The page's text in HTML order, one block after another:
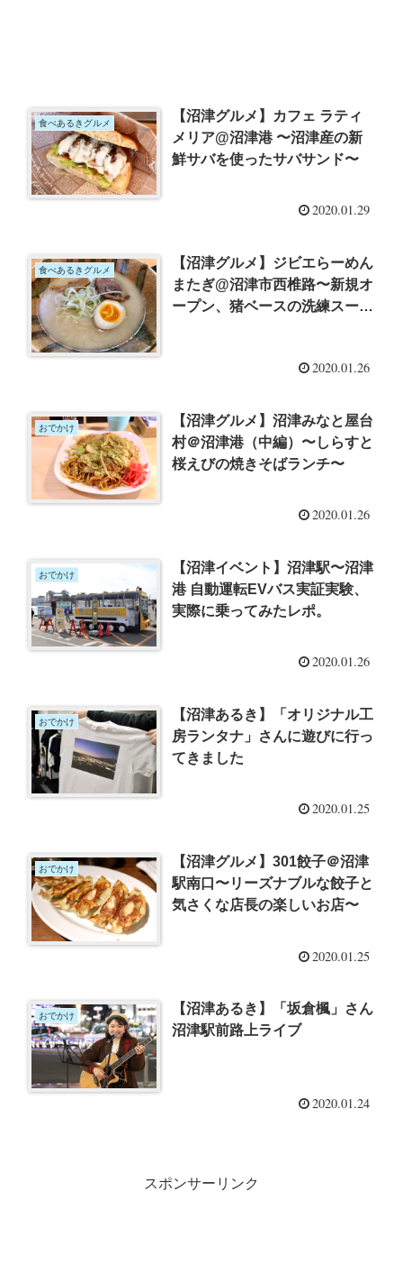
食べあるきグルメ
【沼津グルメ】カフェ ラティ
メリア@沼津港 〜沼津産の新
鮮サバを使ったサバサンド〜
2020.01.29
食べあるきグルメ
【沼津グルメ】ジビエらーめん
またぎ@沼津市西椎路〜新規オ
ープン、猪ベースの洗練スー
2020.01.26
おでかけ
【沼津グルメ】沼津みなと屋台
村＠沼津港（中編）〜しらすと
桜えびの焼きそばランチ〜
2020.01.26
おでかけ
【沼津イベント】沼津駅〜沼津
港 自動運転EVバス実証実験、
実際に乗ってみたレポ。
2020.01.26
おでかけ
【沼津あるき】「オリジナル工
房ランタナ」さんに遊びに行っ
てきました
2020.01.25
おでかけ
【沼津グルメ】301餃子＠沼津
駅南口〜リーズナブルな餃子と
気さくな店長の楽しいお店〜
2020.01.25
おでかけ
【沼津あるき】「坂倉楓」さん
沼津駅前路上ライブ
2020.01.24
スポンサーリンク